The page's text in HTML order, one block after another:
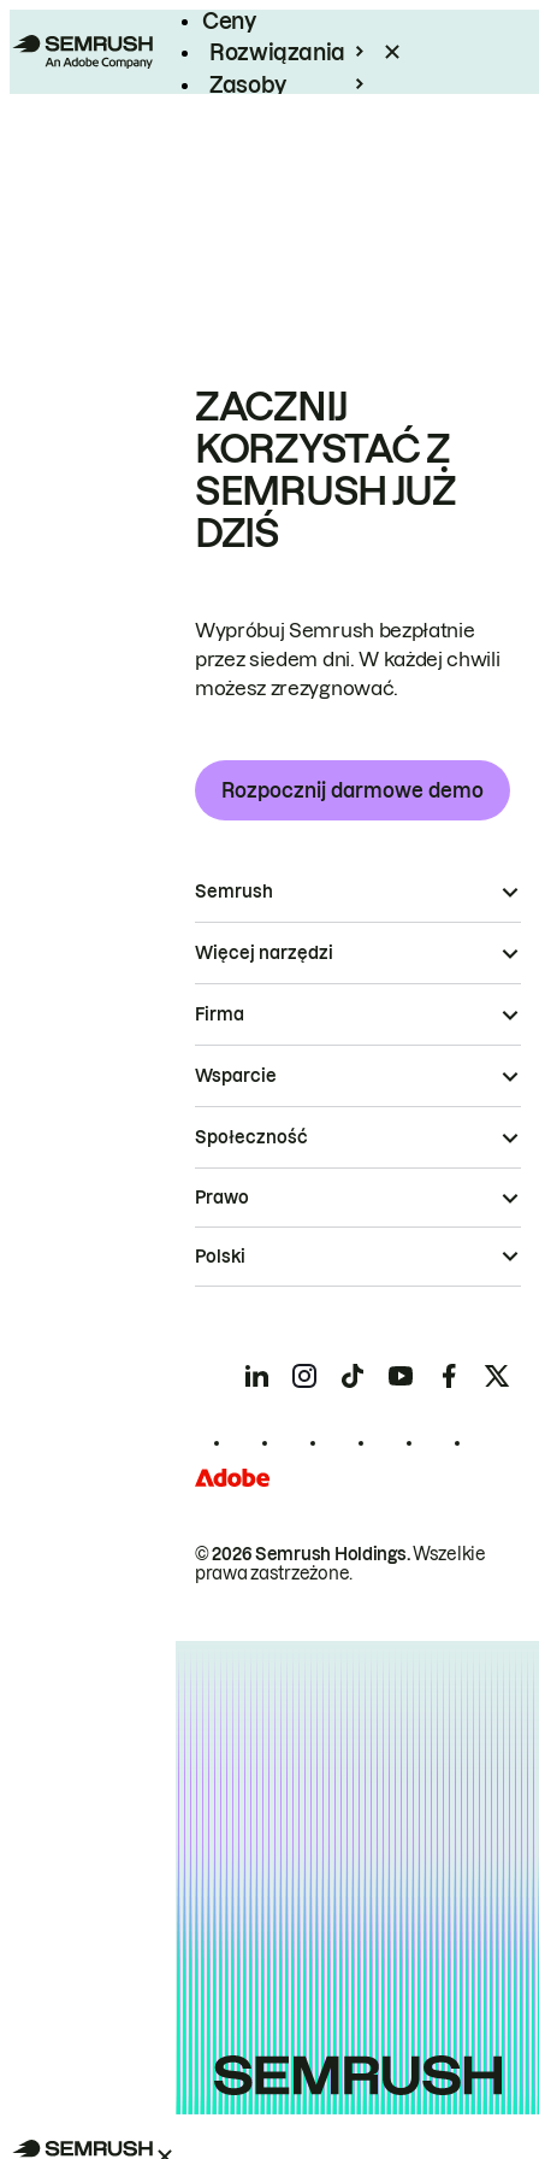
Ceny
Rozwiązania
Zasoby
ZACZNIJ
KORZYSTAĆ Z
SEMRUSH JUŻ
DZIŚ
Wypróbuj Semrush bezpłatnie
przez siedem dni. W każdej chwili
możesz zrezygnować.
Rozpocznij darmowe demo
Semrush
Więcej narzędzi
Firma
Wsparcie
Społeczność
© 2026 Semrush Holdings.Wszelkie
prawa zastrzeżone.
Prawo
Polski